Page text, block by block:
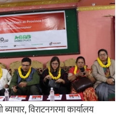
विराटनगरमा कार्यालय